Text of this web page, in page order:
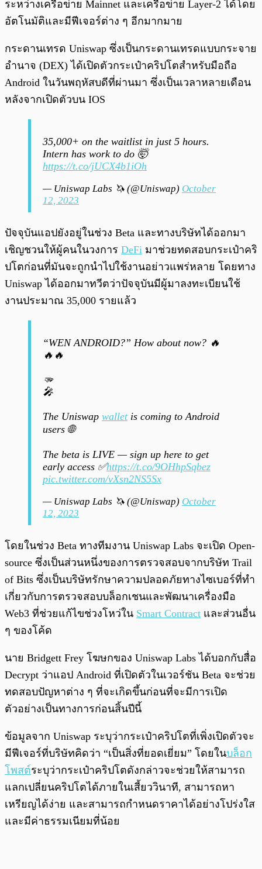
ระหว่างเครือข่าย Mainnet และเครือข่าย Layer-2 ได้โดย
อัตโนมัติและมีฟีเจอร์ต่าง ๆ อีกมากมาย
กระดานเทรด Uniswap ซึ่งเป็นกระดานเทรดแบบกระจาย
อำนาจ (DEX) ได้เปิดตัวกระเป๋าคริปโตสำหรับมือถือ
Android ในวันพฤหัสบดีที่ผ่านมา ซึ่งเป็นเวลาหลายเดือน
หลังจากเปิดตัวบน IOS
35,000+ on the waitlist in just 5 hours.
Intern has work to do 🤯
https://t.co/jUCX4b1iOh
— Uniswap Labs 🦄 (@Uniswap) October
12, 2023
ปัจจุบันแอปยังอยู่ในช่วง Beta และทางบริษัทได้ออกมา
เชิญชวนให้ผู้คนในวงการ DeFi มาช่วยทดสอบกระเป๋าคริ
ปโตก่อนที่มันจะถูกนำไปใช้งานอย่าวแพร่หลาย โดยทาง
Uniswap ได้ออกมาทวีตว่าปัจจุบันมีผู้มาลงทะเบียนใช้
งานประมาณ 35,000 รายแล้ว
“WEN ANDROID?” How about now? 🔥
🔥🔥
🫳
🎤
The Uniswap walletis coming to Android
users 🌐
The beta is LIVE — sign up here to get
early access ✅https://t.co/9OHhpSqbez
pic.twitter.com/vXsn2NS5Sx
— Uniswap Labs 🦄 (@Uniswap) October
12, 2023
โดยในช่วง Beta ทางทีมงาน Uniswap Labs จะเปิด Open-
source ซึ่งเป็นส่วนหนึ่งของการตรวจสอบจากบริษัท Trail
of Bits ซึ่งเป็นบริษัทรักษาความปลอดภัยทางไซเบอร์ที่ทำ
เกี่ยวกับการตรวจสอบบล็อกเชนและพัฒนาเครื่องมือ
Web3 ที่ช่วยแก้ไขช่วงโหว่ใน Smart Contract และส่วนอื่น
ๆ ของโค้ด
นาย Bridgett Frey โฆษกของ Uniswap Labs ได้บอกกับสื่อ
Decrypt ว่าแอป Android ที่เปิดตัวในเวอร์ชัน Beta จะช่วย
ทดสอบปัญหาต่าง ๆ ที่จะเกิดขึ้นก่อนที่จะมีการเปิด
ตัวอย่างเป็นทางการก่อนสิ้นปีนี้
ข้อมูลจาก Uniswap ระบุว่ากระเป๋าคริปโตที่เพิ่งเปิดตัวจะ
มีฟีเจอร์ที่บริษัทคิดว่า “เป็นสิ่งที่ยอดเยี่ยม” โดยในบล็อก
โพสต์ระบุว่ากระเป๋าคริปโตดังกล่าวจะช่วยให้สามารถ
แลกเปลี่ยนคริปโตได้ภายในเสี้ยววินาที, สามารถหา
เหรียญได้ง่าย และสามารถกำหนดราคาได้อย่างโปร่งใส
และมีค่าธรรมเนียมที่น้อย